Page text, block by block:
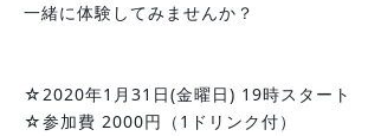
一緒に体験してみませんか？
☆2020年1月31日(金曜日) 19時スタート
☆参加費 2000円（1ドリンク付）